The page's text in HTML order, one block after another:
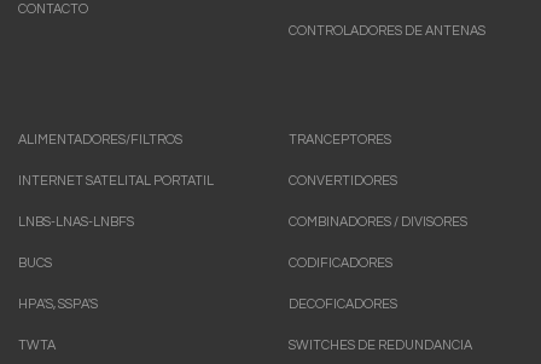
CONTACTO
CONTROLADORES DE ANTENAS
ALIMENTADORES/FILTROS
INTERNET SATELITAL PORTATIL
LNBS-LNAS-LNBFS
BUCS
HPA'S, SSPA'S
TWTA
TRANCEPTORES
CONVERTIDORES
COMBINADORES / DIVISORES
CODIFICADORES
DECOFICADORES
SWITCHES DE REDUNDANCIA